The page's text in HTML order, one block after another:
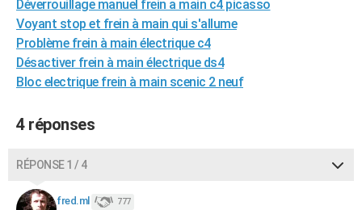
Dictionnaire
Biographies
Citations
Expressions
Proverbes
PROGRAMME TV
COPAINS D'AVANT
FORUM
Bricolage
Lifestyle
Culture
Sport
Auto
Television
Voyage
Cinema
Déverrouillage manuel frein a main c4 picasso
Voyant stop et frein à main qui s'allume
Problème frein à main électrique c4
Désactiver frein à main électrique ds4
Bloc electrique frein à main scenic 2 neuf
4 réponses
RÉPONSE 1 / 4
fred.ml 777